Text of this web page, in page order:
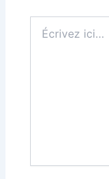
ici…